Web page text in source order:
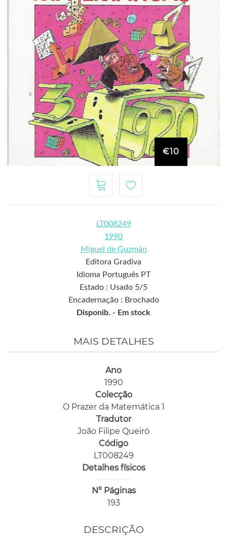
€10
LT008249
1990
Miguel de Guzmán
Editora Gradiva
Idioma Português PT
Estado : Usado 5/5
Encadernação : Brochado
Disponib. - Em stock
MAIS DETALHES
Ano
1990
Colecção
O Prazer da Matemática 1
Tradutor
João Filipe Queiró
Código
LT008249
Detalhes físicos
Nº Páginas
193
DESCRIÇÃO